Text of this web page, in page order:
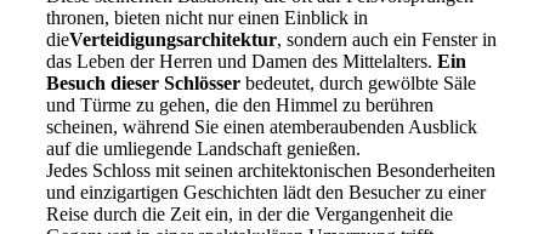
thronen, bieten nicht nur einen Einblick in
dieVerteidigungsarchitektur, sondern auch ein Fenster in
das Leben der Herren und Damen des Mittelalters. Ein
Besuch dieser Schlösser bedeutet, durch gewölbte Säle
und Türme zu gehen, die den Himmel zu berühren
scheinen, während Sie einen atemberaubenden Ausblick
auf die umliegende Landschaft genießen.
Jedes Schloss mit seinen architektonischen Besonderheiten
und einzigartigen Geschichten lädt den Besucher zu einer
Reise durch die Zeit ein, in der die Vergangenheit die